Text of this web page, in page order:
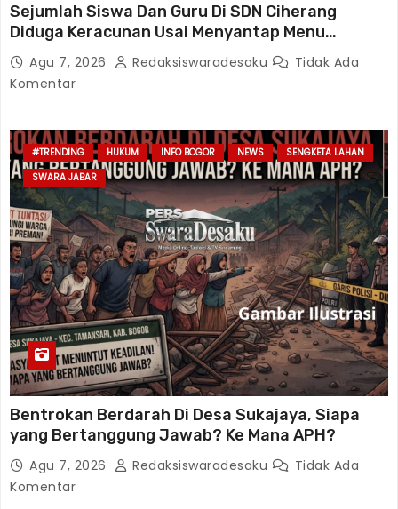
Sejumlah Siswa Dan Guru Di SDN Ciherang
Diduga Keracunan Usai Menyantap Menu
Program MBG, Puluhan Korban Dirawat Di
Puskesmas
Agu 7, 2026 Redaksiswaradesaku
Tidak Ada
Komentar
#TRENDING HUKUM INFO BOGOR NEWS
SENGKETA LAHAN
SWARA JABAR
Bentrokan Berdarah Di Desa Sukajaya, Siapa
yang Bertanggung Jawab? Ke Mana APH?
Agu 7, 2026 Redaksiswaradesaku
Tidak Ada
Komentar